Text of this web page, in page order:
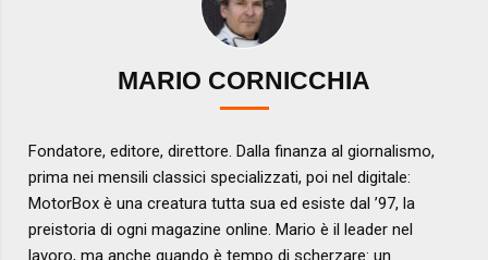
MARIO CORNICCHIA
Fondatore, editore, direttore. Dalla finanza al giornalismo,
prima nei mensili classici specializzati, poi nel digitale:
MotorBox è una creatura tutta sua ed esiste dal ’97, la
preistoria di ogni magazine online. Mario è il leader nel
lavoro, ma anche quando è tempo di scherzare: un